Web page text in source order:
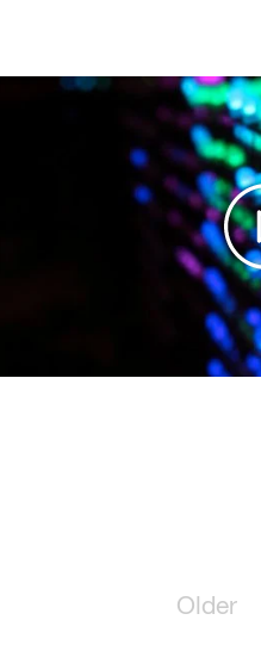
Older